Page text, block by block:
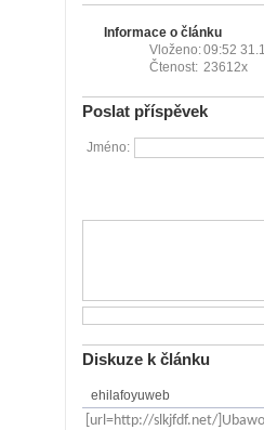
Informace o článku
Vloženo:09:52
Čtenost: 23612x
Poslat příspěvek
Jméno:
Diskuze k článku
ehilafoyuweb
[url=http://slkjfdf.net/